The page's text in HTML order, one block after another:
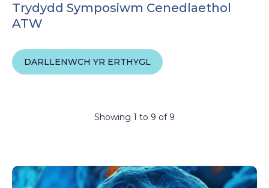
Trydydd Symposiwm Cenedlaethol
ATW
DARLLENWCH YR ERTHYGL
Showing 1 to 9 of 9